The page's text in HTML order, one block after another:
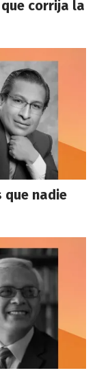
corrija la
que nadie